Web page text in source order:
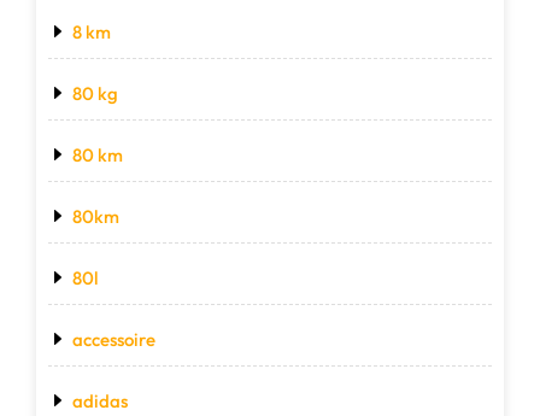
8 km
80 kg
80 km
80km
80l
accessoire
adidas